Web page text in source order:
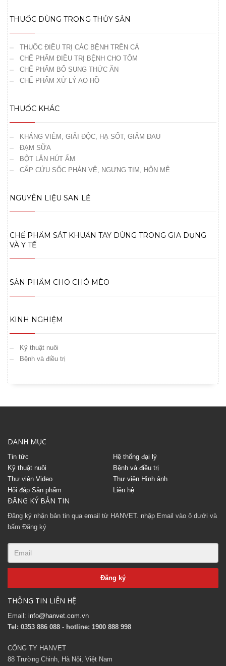
THUỐC DÙNG TRONG THỦY SẢN
THUỐC ĐIỀU TRỊ CÁC BỆNH TRÊN CÁ
CHẾ PHẨM ĐIỀU TRỊ BỆNH CHO TÔM
CHẾ PHẨM BỔ SUNG THỨC ĂN
CHẾ PHẨM XỬ LÝ AO HỒ
THUỐC KHÁC
KHÁNG VIÊM, GIẢI ĐỘC, HẠ SỐT, GIẢM ĐAU
ĐẠM SỮA
BỘT LĂN HÚT ẨM
CẤP CỨU SỐC PHẢN VỆ, NGƯNG TIM, HÔN MÊ
NGUYÊN LIỆU SAN LẺ
CHẾ PHẨM SÁT KHUẨN TAY DÙNG TRONG GIA DỤNG
VÀ Y TẾ
SẢN PHẨM CHO CHÓ MÈO
KINH NGHIỆM
Kỹ thuật nuôi
Bệnh và điều trị
DANH MỤC
Tin tức
Hệ thống đại lý
Kỹ thuật nuôi
Bệnh và điều trị
Thư viện Video
Thư viện Hình ảnh
Hỏi đáp Sản phẩm
Liên hệ
ĐĂNG KÝ BẢN TIN
Đăng ký nhận bản tin qua email từ HANVET. nhập Email vào ô dưới và
bấm Đăng ký
THÔNG TIN LIÊN HỆ
Email: info@hanvet.com.vn
Tel: 0353 886 088 - hotline: 1900 888 998
CÔNG TY HANVET
88 Trường Chinh, Hà Nội, Việt Nam